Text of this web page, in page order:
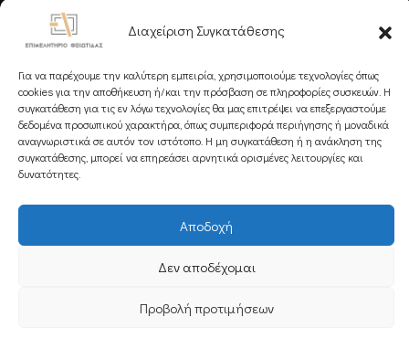
Διαχείριση Συγκατάθεσης
Για να παρέχουμε την καλύτερη εμπειρία, χρησιμοποιούμε τεχνολογίες όπως
cookies για την αποθήκευση ή/και την πρόσβαση σε πληροφορίες συσκευών. Η
συγκατάθεση για τις εν λόγω τεχνολογίες θα μας επιτρέψει να επεξεργαστούμε
δεδομένα προσωπικού χαρακτήρα, όπως συμπεριφορά περιήγησης ή μοναδικά
αναγνωριστικά σε αυτόν τον ιστότοπο. Η μη συγκατάθεση ή η ανάκληση της
συγκατάθεσης, μπορεί να επηρεάσει αρνητικά ορισμένες λειτουργίες και
δυνατότητες.
Αποδοχή
Δεν αποδέχομαι
Προβολή προτιμήσεων
Ακολουθήστε μας
Εγγραφείτε στο Newsletter μας
Copyright 2025 Powered byKnowledge A.E.